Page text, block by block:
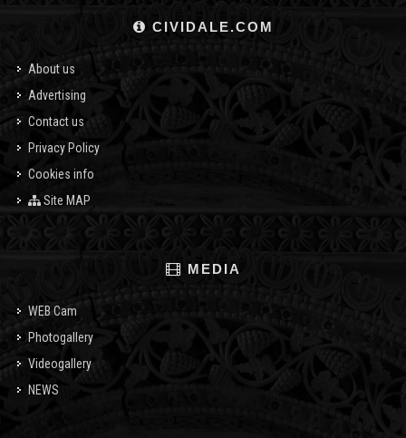
CIVIDALE.COM
About us
Advertising
Contact us
Privacy Policy
Cookies info
Site MAP
MEDIA
WEB Cam
Photogallery
Videogallery
NEWS